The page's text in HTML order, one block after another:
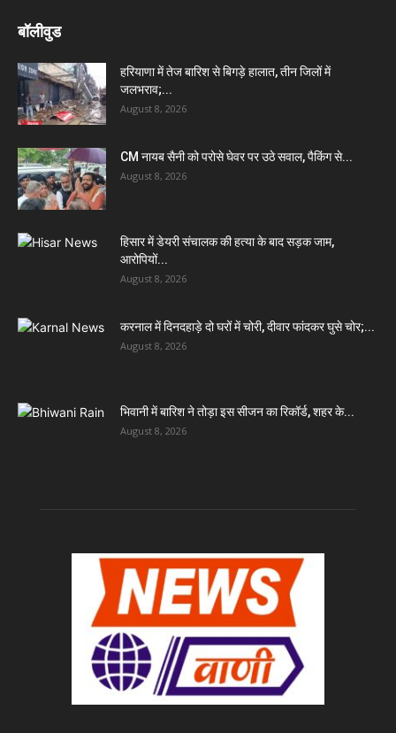
बॉलीवुड
हरियाणा में तेज बारिश से बिगड़े हालात, तीन जिलों में
जलभराव;...
August 8, 2026
CM नायब सैनी को परोसे घेवर पर उठे सवाल, पैकिंग से...
August 8, 2026
हिसार में डेयरी संचालक की हत्या के बाद सड़क जाम,
आरोपियों...
August 8, 2026
करनाल में दिनदहाड़े दो घरों में चोरी, दीवार फांदकर घुसे चोर;...
August 8, 2026
भिवानी में बारिश ने तोड़ा इस सीजन का रिकॉर्ड, शहर के...
August 8, 2026